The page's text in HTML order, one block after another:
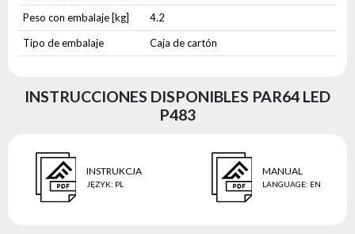
Peso con embalaje [kg]
4.2
Tipo de embalaje
Caja de cartón
INSTRUCCIONES DISPONIBLES PAR64 LED
P483
INSTRUKCJA
JĘZYK: PL
MANUAL
LANGUAGE: EN